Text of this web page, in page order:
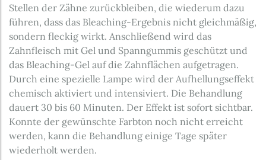
Stellen der Zähne zurückbleiben, die wiederum dazu
führen, dass das Bleaching-Ergebnis nicht gleichmäßig,
sondern fleckig wirkt. Anschließend wird das
Zahnfleisch mit Gel und Spanngummis geschützt und
das Bleaching-Gel auf die Zahnflächen aufgetragen.
Durch eine spezielle Lampe wird der Aufhellungseffekt
chemisch aktiviert und intensiviert. Die Behandlung
dauert 30 bis 60 Minuten. Der Effekt ist sofort sichtbar.
Konnte der gewünschte Farbton noch nicht erreicht
werden, kann die Behandlung einige Tage später
wiederholt werden.